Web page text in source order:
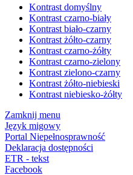
Kontrast domyślny
Kontrast czarno-biały
Kontrast biało-czarny
Kontrast żółto-czarny
Kontrast czarno-żółty
Kontrast czarno-zielony
Kontrast zielono-czarny
Kontrast żółto-niebieski
Kontrast niebiesko-żółty
Zamknij menu
Język migowy
Portal Niepełnosprawność
Deklaracja dostępności
ETR - tekst
Facebook